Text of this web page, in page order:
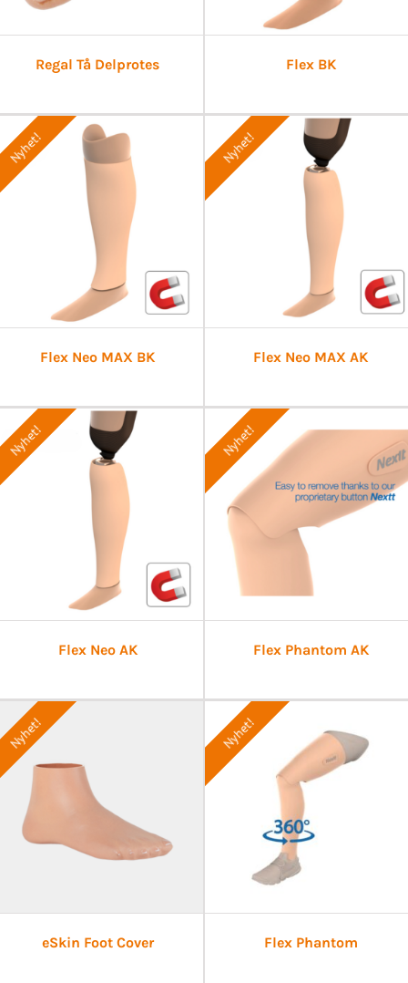
Regal Tå Delprotes Flex BK
Nyhet!
Flex Neo MAX BK
Nyhet!
Flex Neo MAX AK
Nyhet!
Flex Neo AK
Nyhet!
Flex Phantom AK
Nyhet!
eSkin Foot Cover
Nyhet!
Flex Phantom